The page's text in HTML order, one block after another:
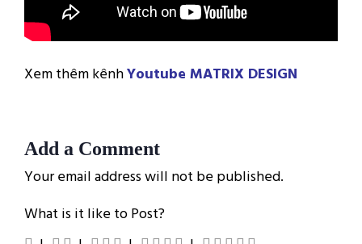
Xem thêm kênhYoutube MATRIX DESIGN
Add a Comment
Your email address will not be published.
What is it like to Post?